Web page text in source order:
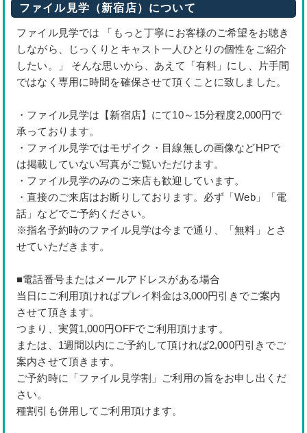
ファイル見学（新宿店）について
ファイル見学では 「もっと丁寧にお客様のご希望をお聴き
しながら、じっくりとキャスト一人ひとりの個性をご紹介
したい。」 そんな思いから、あえて「有料」にし、片手間
ではなく専用に時間を確保させて頂くことに致しました。
・ファイル見学は【新宿店】にて10～15分程度2,000円で
承っております。
・ファイル見学ではモザイク・目線無しの画像などHPで
は掲載していない写真がご覧いただけます。
・ファイル見学のみのご来店も歓迎しています。
・直接のご来店はお断りしております。必ず「Web」「電
話」などでご予約ください。
※指名予約時のファイル見学は今まで通り、「無料」とさ
せていただきます。
■電話番号またはメールアドレスがある場合
当日にご利用頂ければプレイ料金は3,000円引きでご案内
させて頂きます。
つまり、実質1,000円OFFでご利用頂けます。
または、1週間以内にご予約して頂ければ2,000円引きでご
案内させて頂きます。
ご予約時に「ファイル見学割」ご利用の旨をお申し出くだ
さい。
種割引も併用してご利用頂けます。